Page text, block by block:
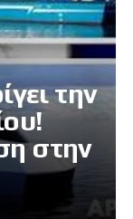
την
στην